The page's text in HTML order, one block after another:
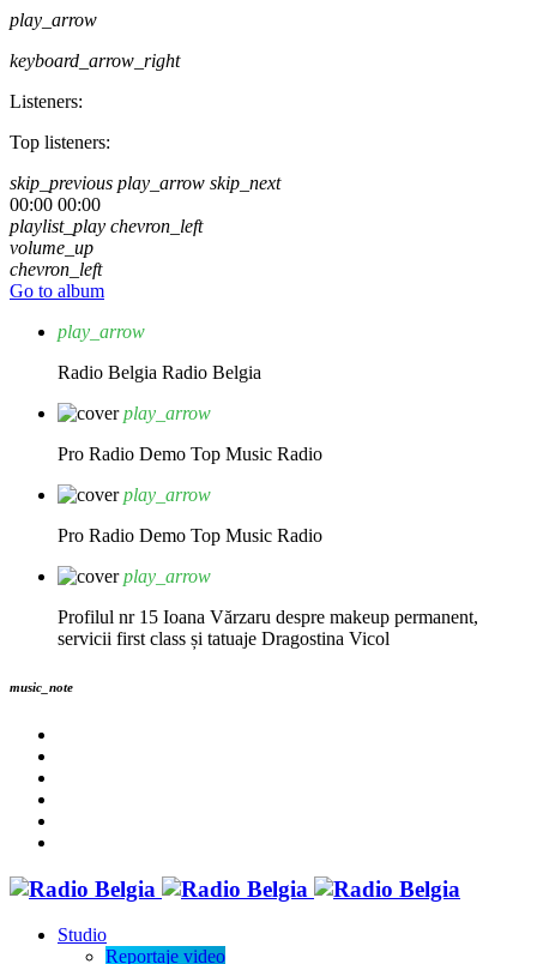
play_arrow
keyboard_arrow_right
Listeners:
Top listeners:
skip_previous play_arrow skip_next
00:00 00:00
playlist_play chevron_left
volume_up
chevron_left
Go to album
play_arrow
Radio Belgia Radio Belgia
play_arrow
Pro Radio Demo Top Music Radio
play_arrow
Pro Radio Demo Top Music Radio
play_arrow
Profilul nr 15 Ioana Vărzaru despre makeup permanent,
servicii first class și tatuaje Dragostina Vicol
music_note
Studio
Reportaje video